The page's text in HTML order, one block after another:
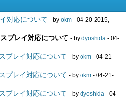
do
d.x, d.y}
対応について - by okm - 04-20-2015,
プレイ対応について - by dyoshida - 04-
プレイ対応について - by okm - 04-21-
プレイ対応について - by okm - 04-21-
プレイ対応について - by dyoshida - 04-